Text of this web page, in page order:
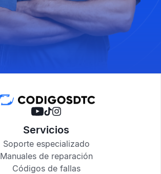
Servicios
Soporte especializado
Manuales de reparación
Códigos de fallas